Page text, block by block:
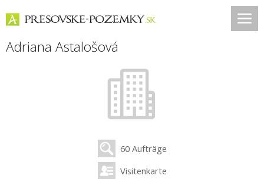
Adriana Astalošová
60 Aufträge
Visitenkarte